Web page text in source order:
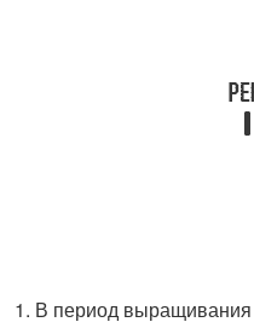
В период выращивания